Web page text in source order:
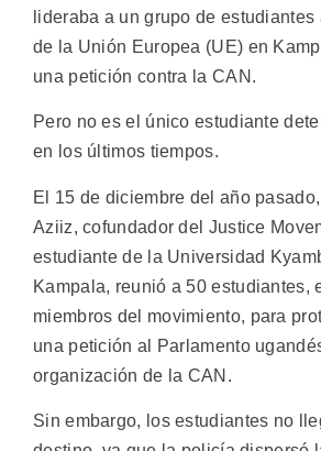
lideraba a un grupo de estudiantes
de la Unión Europea (UE) en
una petición contra la CAN.
Pero no es el único estudiante
en los últimos tiempos.
El 15 de diciembre del año pasado,
Aziiz, cofundador del Justice
estudiante de la Universidad
Kampala, reunió a 50 estudiantes,
miembros del movimiento, para
una petición al Parlamento
organización de la CAN.
Sin embargo, los estudiantes no